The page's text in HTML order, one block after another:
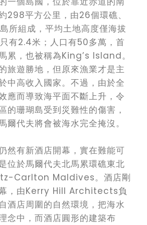
298平方公里，由26個環礁、
所組成，平均土地高度僅海拔
有2.4米；人口有50多萬，首
累，也被稱為King’s Island。
旅遊勝地，但原來漁業才是主
中高收入國家。不過，由於全
應而導致海平面不斷上升，令
的珊瑚島受到災難性的傷害，
爾代夫將會被海水完全掩沒。
然有新酒店開幕，實在難能可
位於馬爾代夫北馬累環礁東北
Carlton Maldives。酒店剛
幕，由Kerry Hill Architects負
酒店周圍的自然環境，把海水
念中，而酒店圓形的建築布